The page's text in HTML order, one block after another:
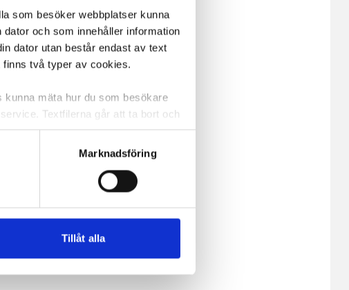
som besöker webbplatser kunna
och som innehåller information
dator utan består endast av text
två typer av cookies.
kunna mäta hur du som besökare
Textfilerna går att ta bort och
endast ett unikt nummer utan
är inne och besöker sidan delar
annan information från din enhet
Marknadsföring
Tillåt alla